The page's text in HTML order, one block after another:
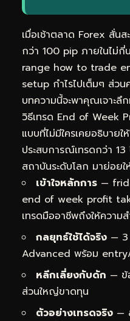
เมื่อเช้าตลาด Forex สั่น
กว่า 100 pip ภายในไม่กี่
range how to trade
setup กำไรไปเต็มๆ ส่ว
บทความนี้จะพาคุณเจาะ
วิธีเทรด End of Week
แบบที่ไม่มีใครเคยอธิบาย
ประสบการณ์เทรดกว่า
สถาบันระดับโลก มาย่อยใ
เข้าใจหลักการ —
end of week profit
เทรดมืออาชีพถึงให้ความ
กลยุทธ์ใช้ได้จริง — 3
Advanced พร้อม
หลีกเลี่ยงกับดัก — ข้
ส่วนใหญ่ขาดทุน
ตัวอย่างเทรดจริง —